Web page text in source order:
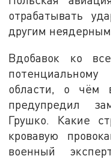
отрабатывать
другим
Вдобавок ко
потенциальному
области, о чём
предупредил
Грушко. Какие
кровавую
военный